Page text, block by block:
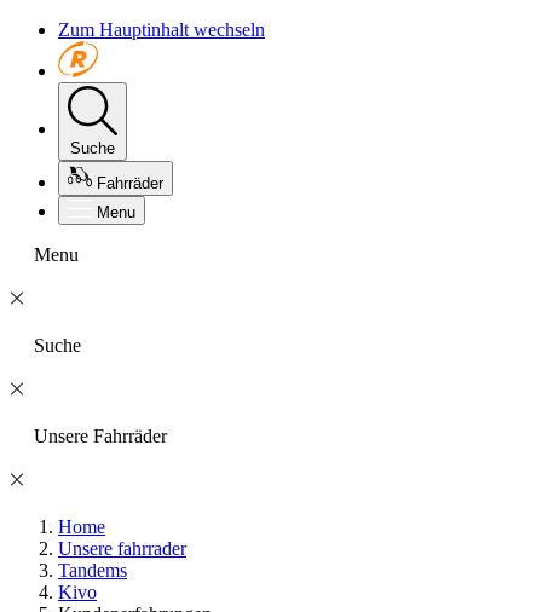
Zum Hauptinhalt wechseln
Suche
Fahrräder
Menu
Menu
Suche
Unsere Fahrräder
Home
Unsere fahrrader
Tandems
Kivo